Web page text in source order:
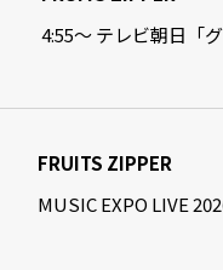
4:55〜 テレビ朝日「
FRUITS ZIPPER
MUSIC EXPO LIVE